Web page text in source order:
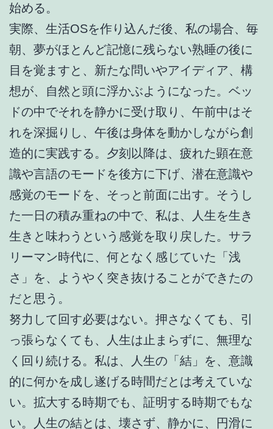
始める。
実際、生活OSを作り込んだ後、私の場合、毎
朝、夢がほとんど記憶に残らない熟睡の後に
目を覚ますと、新たな問いやアイディア、構
想が、自然と頭に浮かぶようになった。ベッ
ドの中でそれを静かに受け取り、午前中はそ
れを深掘りし、午後は身体を動かしながら創
造的に実践する。夕刻以降は、疲れた顕在意
識や言語のモードを後方に下げ、潜在意識や
感覚のモードを、そっと前面に出す。そうし
た一日の積み重ねの中で、私は、人生を生き
生きと味わうという感覚を取り戻した。サラ
リーマン時代に、何となく感じていた「浅
さ」を、ようやく突き抜けることができたの
だと思う。
努力して回す必要はない。押さなくても、引
っ張らなくても、人生は止まらずに、無理な
く回り続ける。私は、人生の「結」を、意識
的に何かを成し遂げる時間だとは考えていな
い。拡大する時期でも、証明する時期でもな
い。人生の結とは、壊さず、静かに、円滑に